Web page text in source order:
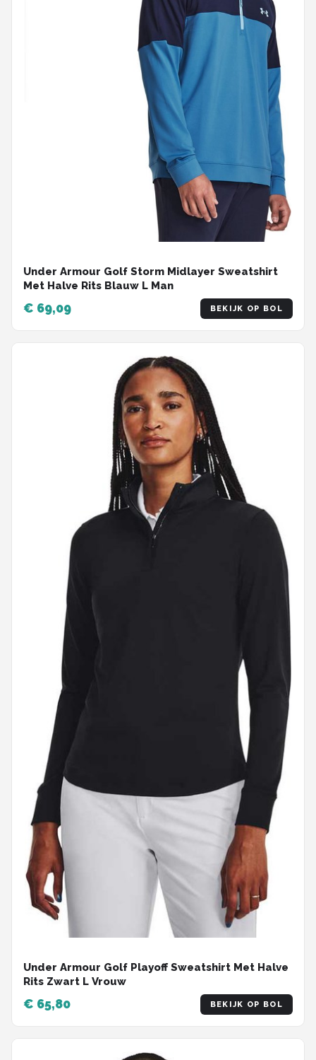
Under Armour Golf Storm Midlayer Sweatshirt
Met Halve Rits Blauw L Man
€ 69,09 BEKIJK OP BOL
Under Armour Golf Playoff Sweatshirt Met Halve
Rits Zwart L Vrouw
€ 65,80 BEKIJK OP BOL